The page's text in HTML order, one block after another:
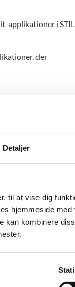
Detaljer
til at vise dig
hjemmeside
kombinere
applikationer i
der
og beskæftigelse
STILs webservices.
2 it-
Her
fra kl. 12.30 til
mandag den